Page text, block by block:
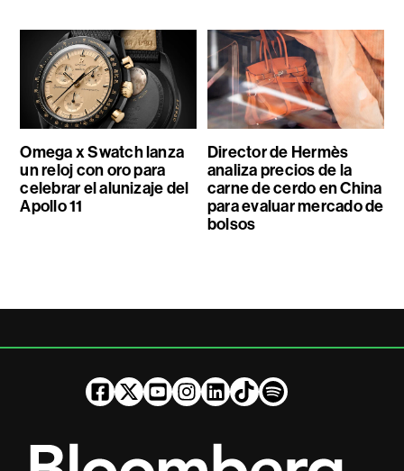
Omega x Swatch lanza
un reloj con oro para
celebrar el alunizaje del
Apollo 11
Director de Hermès
analiza precios de la
carne de cerdo en China
para evaluar mercado de
bolsos